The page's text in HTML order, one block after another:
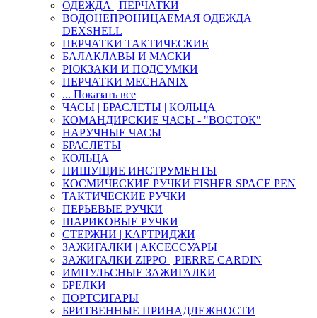
ОДЕЖДА | ПЕРЧАТКИ
ВОДОНЕПРОНИЦАЕМАЯ ОДЕЖДА
DEXSHELL
ПЕРЧАТКИ ТАКТИЧЕСКИЕ
БАЛАКЛАВЫ И МАСКИ
РЮКЗАКИ И ПОДСУМКИ
ПЕРЧАТКИ MECHANIX
... Показать все
ЧАСЫ | БРАСЛЕТЫ | КОЛЬЦА
КОМАНДИРСКИЕ ЧАСЫ - "ВОСТОК"
НАРУЧНЫЕ ЧАСЫ
БРАСЛЕТЫ
КОЛЬЦА
ПИШУЩИЕ ИНСТРУМЕНТЫ
КОСМИЧЕСКИЕ РУЧКИ FISHER SPACE PEN
ТАКТИЧЕСКИЕ РУЧКИ
ПЕРЬЕВЫЕ РУЧКИ
ШАРИКОВЫЕ РУЧКИ
СТЕРЖНИ | КАРТРИДЖИ
ЗАЖИГАЛКИ | АКСЕССУАРЫ
ЗАЖИГАЛКИ ZIPPO | PIERRE CARDIN
ИМПУЛЬСНЫЕ ЗАЖИГАЛКИ
БРЕЛКИ
ПОРТСИГАРЫ
БРИТВЕННЫЕ ПРИНАДЛЕЖНОСТИ